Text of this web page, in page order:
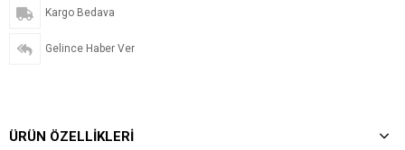
Kargo Bedava
Gelince Haber Ver
ÜRÜN ÖZELLIKLERI